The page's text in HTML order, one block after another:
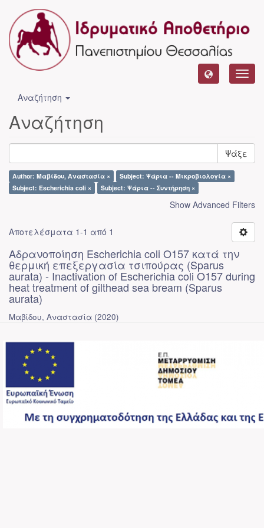
Αναζήτηση
Αναζήτηση
Ψάξε
Author: Μαβίδου, Αναστασία ×
Subject: Ψάρια -- Μικροβιολογία ×
Subject: Escherichia coli ×
Subject: Ψάρια -- Συντήρηση ×
Show Advanced Filters
Αποτελέσματα 1-1 από 1
Αδρανοποίηση Escherichia coli O157 κατά την
θερμική επεξεργασία τσιπούρας (Sparus
aurata) - Inactivation of Escherichia coli O157 during
heat treatment of gilthead sea bream (Sparus
aurata)
Μαβίδου, Αναστασία (2020)